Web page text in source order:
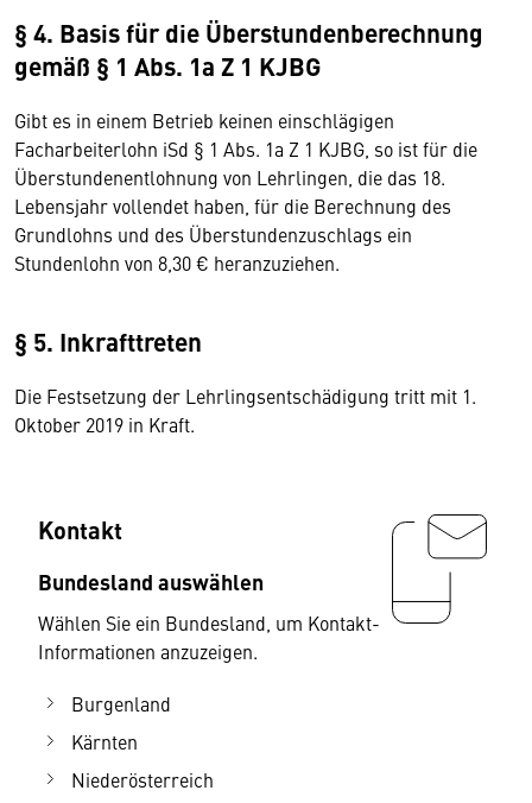
§ 4. Basis für die Überstundenberechnung
gemäß § 1 Abs. 1a Z 1 KJBG
Gibt es in einem Betrieb keinen einschlägigen
Facharbeiterlohn iSd § 1 Abs. 1a Z 1 KJBG, so ist für die
Überstundenentlohnung von Lehrlingen, die das 18.
Lebensjahr vollendet haben, für die Berechnung des
Grundlohns und des Überstundenzuschlags ein
Stundenlohn von 8,30 € heranzuziehen.
§ 5. Inkrafttreten
Die Festsetzung der Lehrlingsentschädigung tritt mit 1.
Oktober 2019 in Kraft.
Kontakt
Bundesland auswählen
Wählen Sie ein Bundesland, um Kontakt-
Informationen anzuzeigen.
Burgenland
Kärnten
Niederösterreich